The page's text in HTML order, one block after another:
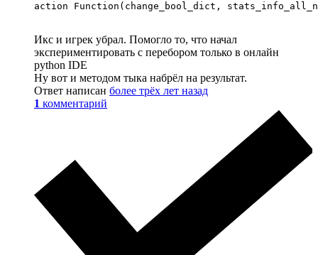
action Function(change_bool_dict,
Икс и игрек убрал. Помогло то, что начал
экспериментировать с перебором только в онлайн
python IDE
Ну вот и методом тыка набрёл на результат.
Ответ написан более трёх лет назад
1 комментарий